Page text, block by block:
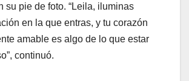
su pie de foto. “Leila, iluminas
en la que entras, y tu corazón
amable es algo de lo que estar
continuó.